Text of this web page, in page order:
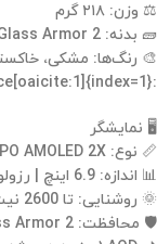
⚖️ وزن: ۲۱۸ گرم
🧱 بدنه: Gorilla Glass Armor 2 جلو/پشت + فریم تیتانیومی
🎨 رنگ‌ها: مشکی،
:contentReference[oaicite:1]{index=1}
🖥 نمایشگر
📏 نوع: Dynamic LTPO AMOLED 2X (نرخ نوسازی 120Hz، HDR10+)
📊 اندازه: 6.9 اینچ | رزولوشن: 3120×1440 پیکسل (~498–505ppi)
🌞 روشنایی: تا 2600 نیت (Peak)
🛡 محافظت: Gorilla Glass Armor 2